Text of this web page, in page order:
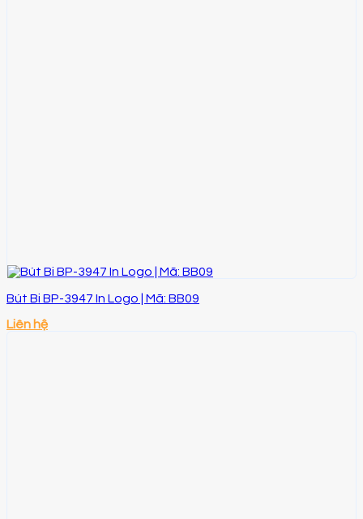
Bút Bi BP-3947 In Logo | Mã: BB09
Liên hệ